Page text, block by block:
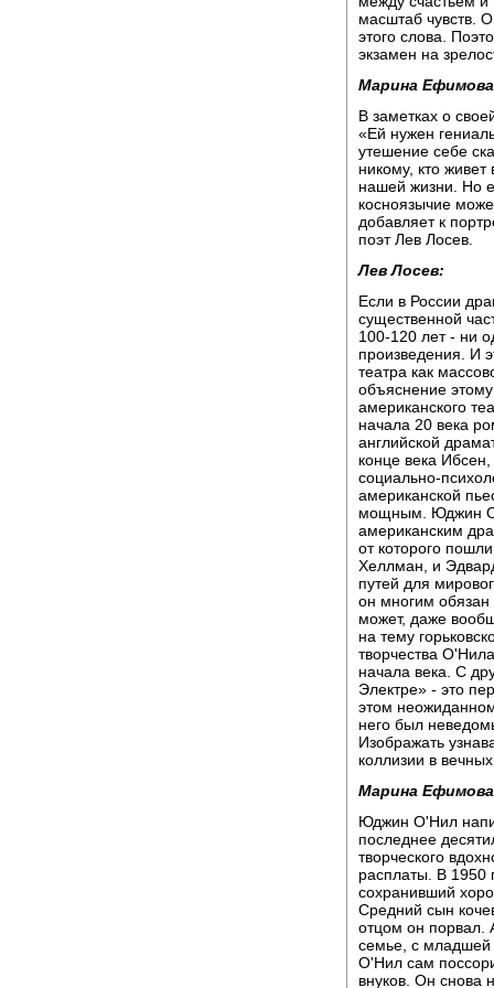
масштаб чувств.
этого слова.
экзамен на
Марина
В заметках о
«Ей нужен
утешение себе
никому, кто
нашей жизни. Но
косноязычие
добавляет к
поэт Лев Лосев.
Лев Лосев:
Если в России
существенной
100-120 лет - ни
произведения. И
театра как
объяснение
американского
начала 20 века
английской
конце века
социально-
американской
мощным. Юджин
американским
от которого
Хеллман, и
путей для
он многим обязан
может, даже
на тему
творчества
начала века. С
Электре» - это
этом
него был
Изображать
коллизии в
Марина
Юджин О'Нил
последнее
творческого
расплаты. В 1950
сохранивший
Средний сын
отцом он порвал.
семье, с
О'Нил сам
внуков. Он снова